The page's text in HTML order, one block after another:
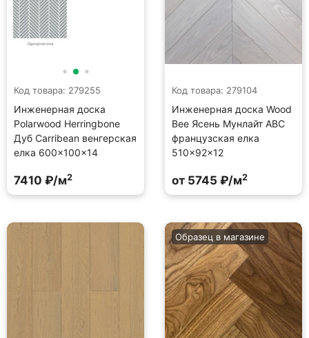
Код товара: 279255
Инженерная доска
Polarwood Herringbone
Дуб Carribean венгерская
елка 600×100×14
7410 ₽/м2
Код товара: 279104
Инженерная доска Wood
Bee Ясень Мунлайт ABC
французская елка
510×92×12
от 5745 ₽/м2
Образец в магазине